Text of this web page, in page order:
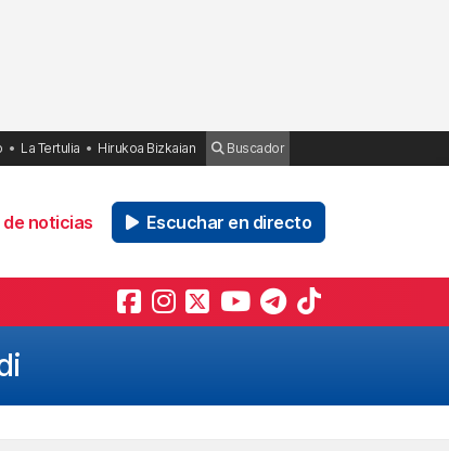
La Tertulia Hirukoa Bizkaian Buscador
noticias Escuchar en directo